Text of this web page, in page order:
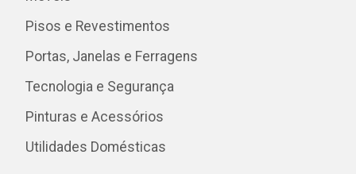
Pisos e Revestimentos
Portas, Janelas e Ferragens
Tecnologia e Segurança
Pinturas e Acessórios
Utilidades Domésticas